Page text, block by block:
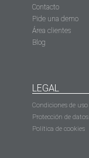
Contacto
Pide una demo
Área clientes
Blog
LEGAL
Condiciones de uso
Protección de datos
Política de cookies